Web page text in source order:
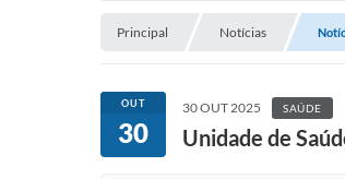
Processo de Contratação -
Concursos e Processos
Principal Notícias
OUT
30
30 OUT 2025 SAÚDE
Unidade de